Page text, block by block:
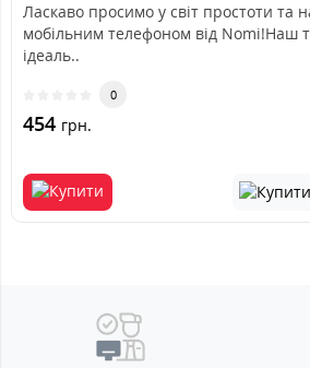
Ласкаво просимо у світ простоти та
мобільним телефоном від Nomi!Наш
ідеаль..
0
454 грн.